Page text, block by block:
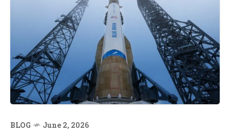
BLOG June 2, 2026